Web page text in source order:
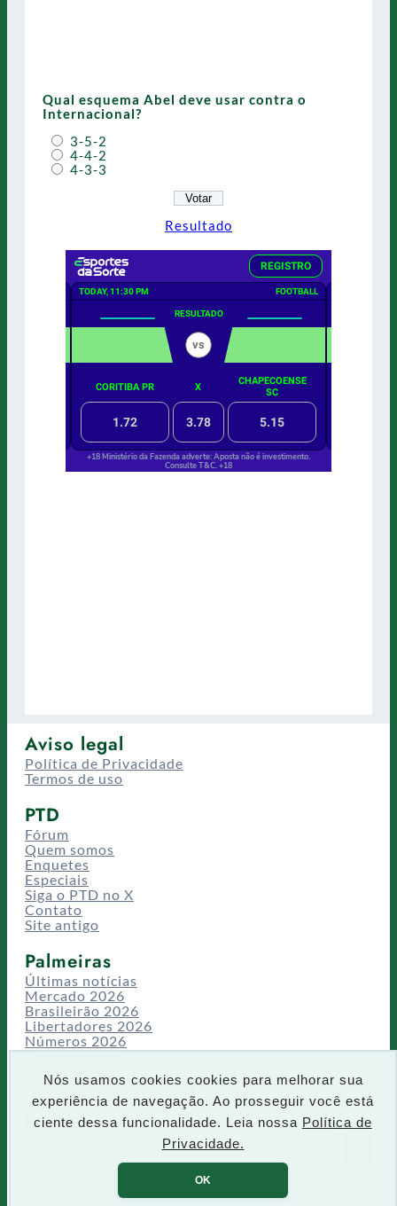
Nós usamos cookies cookies para melhorar sua
experiência de navegação. Ao prosseguir você está
ciente dessa funcionalidade. Leia nossa Política de
Privacidade.
OK
Qual esquema Abel deve usar contra o
Internacional?
3-5-2
4-4-2
4-3-3
Resultado
Aviso legal
Política de Privacidade
Termos de uso
PTD
Fórum
Quem somos
Enquetes
Especiais
Siga o PTD no X
Contato
Site antigo
Palmeiras
Últimas notícias
Mercado 2026
Brasileirão 2026
Libertadores 2026
Números 2026
Campeonatos
Temporadas
CT/Centro de Excelência
Busca
P
e
q
u